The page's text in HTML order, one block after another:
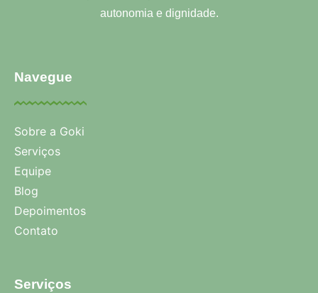
autonomia e dignidade.
Navegue
Sobre a Goki
Serviços
Equipe
Blog
Depoimentos
Contato
Serviços